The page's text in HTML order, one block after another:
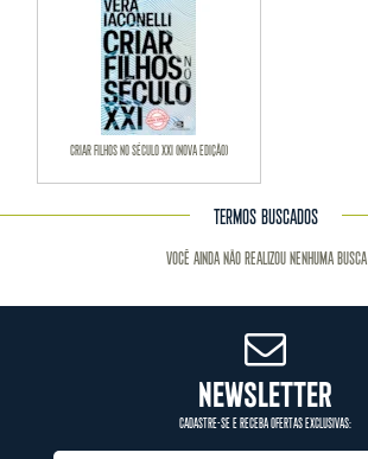
CRIAR FILHOS NO SÉCULO XXI (NOVA EDIÇÃO)
TERMOS BUSCADOS
Você ainda não realizou nenhuma busca
NEWSLETTER
CADASTRE-SE E RECEBA OFERTAS EXCLUSIVAS: